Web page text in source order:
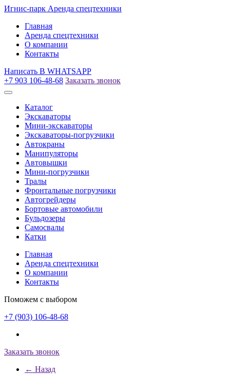
Игнис-парк Аренда спецтехники
Главная
Аренда спецтехники
О компании
Контакты
Написать В WHATSAPP
+7 903 106-48-68 Заказать звонок
Каталог
Экскаваторы
Мини-экскаваторы
Экскаваторы-погрузчики
Автокраны
Манипуляторы
Автовышки
Мини-погрузчики
Тралы
Фронтальные погрузчики
Автогрейдеры
Бортовые автомобили
Бульдозеры
Самосвалы
Катки
Главная
Аренда спецтехники
О компании
Контакты
Поможем с выбором
+7 (903) 106-48-68
Заказать звонок
← Назад